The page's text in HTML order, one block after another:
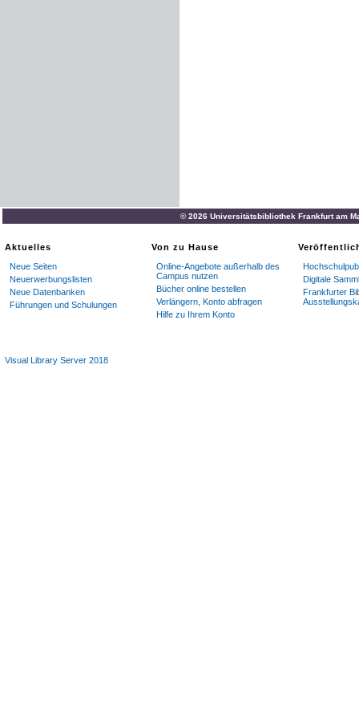
© 2026 Universitätsbibliothek Frankfurt am
Aktuelles
Neue Seiten
Neuerwerbungslisten
Neue Datenbanken
Führungen und Schulungen
Von zu Hause
Online-Angebote außerhalb des
Campus nutzen
Bücher online bestellen
Verlängern, Konto abfragen
Hilfe zu Ihrem Konto
Digitale
Frankfurter
Visual Library Server 2018